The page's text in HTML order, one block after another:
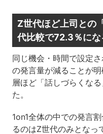
Z世代ほど上司との
代比較で72.3％にな
同じ機会・時間で設定
の発言量が減ることが
層ほど「話しづらくな
た。
1on1全体の中での発言
るのはZ世代のみとなっ